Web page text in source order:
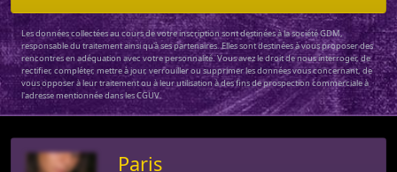
Les données collectées au cours de votre inscription sont destinées à la société GDM,
responsable du traitement ainsi qu'à ses partenaires. Elles sont destinées à vous proposer des
rencontres en adéquation avec votre personnalité. Vous avez le droit de nous interroger, de
rectifier, compléter, mettre à jour, verrouiller ou supprimer les données vous concernant, de
vous opposer à leur traitement ou à leur utilisation à des fins de prospection commerciale à
l'adresse mentionnée dans les CGUV.
Paris